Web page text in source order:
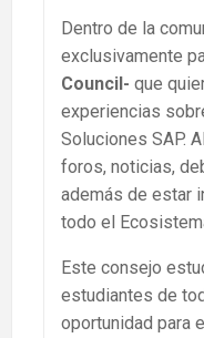
Dentro de la
exclusivamente
Council- que
experiencias
Soluciones SAP.
foros, noticias,
además de estar
todo el
Este consejo
estudiantes de
oportunidad para